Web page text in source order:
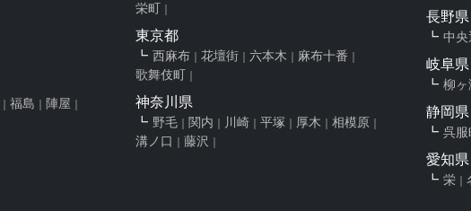
福島 陣屋
栄町
東京都
西麻布 花壇街 六本木
麻布十番
歌舞伎町
神奈川県
野毛 関内 川崎 平塚 厚木
相模原
溝ノ口
藤沢
長野県
中
岐阜県
柳ヶ
静岡県
呉服
愛知県
栄